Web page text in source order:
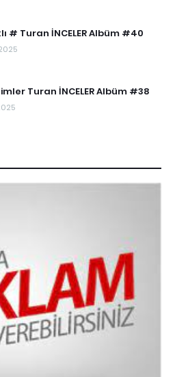
# Turan İNCELER Albüm #40
Turan İNCELER Albüm #38